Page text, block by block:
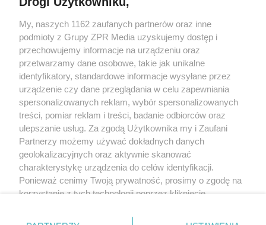
rozpowszechniany lub dalej rozpowszechniany w jakikolwiek sposób
(w tym także elektroniczny lub mechaniczny) na jakimkolwiek polu
eksploatacji w jakiejkolwiek formie, włącznie z umieszczaniem w
Internecie bez pisemnej zgody właściciela praw. Jakiekolwiek użycie
lub wykorzystanie utworów w całości lub w części z naruszeniem
prawa, tzn. bez właściwej zgody, jest zabronione pod groźbą kary i
może być ścigane prawnie.
O nas
Informacje prawne
Nasze serwisy
My, naszych 1162 zaufanych partnerów oraz inne
podmioty z Grupy ZPR Media uzyskujemy dostęp i
przechowujemy informacje na urządzeniu oraz
przetwarzamy dane osobowe, takie jak unikalne
identyfikatory, standardowe informacje wysyłane przez
urządzenie czy dane przeglądania w celu zapewniania
spersonalizowanych reklam, wybór spersonalizowanych
treści, pomiar reklam i treści, badanie odbiorców oraz
ulepszanie usług. Za zgodą Użytkownika my i Zaufani
Partnerzy możemy używać dokładnych danych
geolokalizacyjnych oraz aktywnie skanować
charakterystykę urządzenia do celów identyfikacji.
Ponieważ cenimy Twoją prywatność, prosimy o zgodę na
korzystanie z tych technologii poprzez kliknięcie
zmienić/wycofać klikając przycisk ustawień prywatności